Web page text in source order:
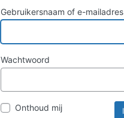
Gebruikersnaam of e-mailadres
Wachtwoord
Onthoud mij